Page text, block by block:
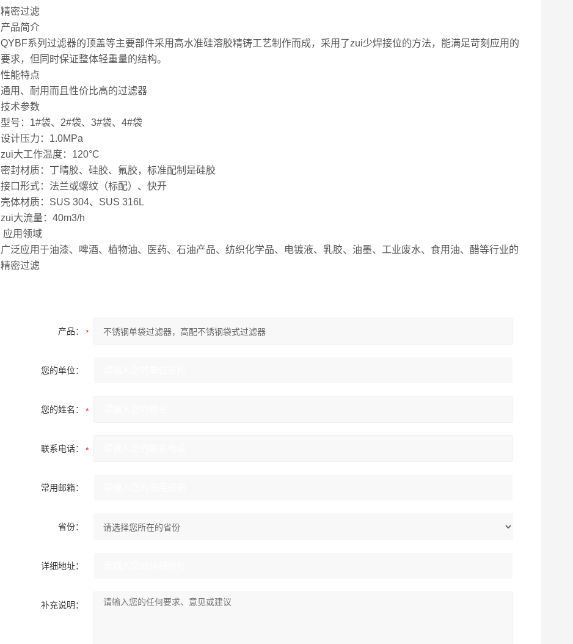
精密过滤
产品简介
QYBF系列过滤器的顶盖等主要部件采用高水准硅溶胶精铸工艺制作而成，采用了zui少焊接位的方法，能满足苛刻应用的
要求，但同时保证整体轻重量的结构。
性能特点
通用、耐用而且性价比高的过滤器
技术参数
型号：1#袋、2#袋、3#袋、4#袋
设计压力：1.0MPa
zui大工作温度：120°C
密封材质：丁晴胶、硅胶、氟胶，标准配制是硅胶
接口形式：法兰或螺纹（标配）、快开
壳体材质：SUS 304、SUS 316L
zui大流量：40m3/h
应用领域
广泛应用于油漆、啤酒、植物油、医药、石油产品、纺织化学品、电镀液、乳胶、油墨、工业废水、食用油、醋等行业的
精密过滤
产品：
您的单位：
您的姓名：
联系电话：
常用邮箱：
省份：
详细地址：
补充说明：